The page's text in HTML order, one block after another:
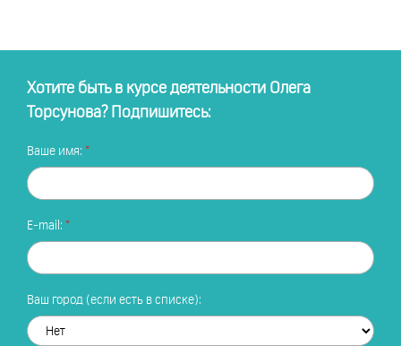
Хотите быть в курсе деятельности Олега
Торсунова? Подпишитесь:
Ваше имя:
E-mail:
Ваш город (если есть в списке):